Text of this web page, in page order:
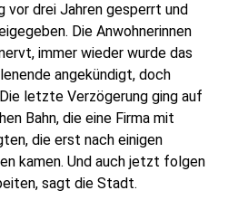
vor drei Jahren gesperrt und
Die Anwohnerinnen
immer wieder wurde das
angekündigt, doch
letzte Verzögerung ging auf
Bahn, die eine Firma mit
die erst nach einigen
kamen. Und auch jetzt folgen
sagt die Stadt.